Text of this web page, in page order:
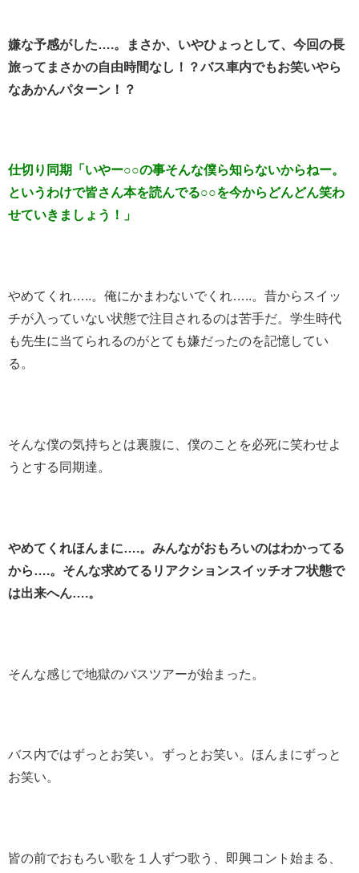
嫌な予感がした….。まさか、いやひょっとして、今回の長
旅ってまさかの自由時間なし！？バス車内でもお笑いやら
なあかんパターン！？
仕切り同期「いやー○○の事そんな僕ら知らないからねー。
というわけで皆さん本を読んでる○○を今からどんどん笑わ
せていきましょう！」
やめてくれ…..。俺にかまわないでくれ…..。昔からスイッ
チが入っていない状態で注目されるのは苦手だ。学生時代
も先生に当てられるのがとても嫌だったのを記憶してい
る。
そんな僕の気持ちとは裏腹に、僕のことを必死に笑わせよ
うとする同期達。
やめてくれほんまに….。みんながおもろいのはわかってる
から….。そんな求めてるリアクションスイッチオフ状態で
は出来へん….。
そんな感じで地獄のバスツアーが始まった。
バス内ではずっとお笑い。ずっとお笑い。ほんまにずっと
お笑い。
皆の前でおもろい歌を１人ずつ歌う、即興コント始まる、